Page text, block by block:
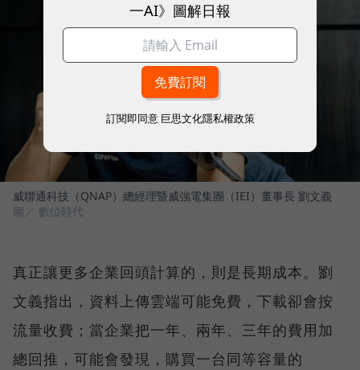
威聯通科技（QNAP）總經理暨威強電集團（IEI）董事長 劉文義
圖／ 數位時代
真正讓更多企業回頭計算的，則是長期成本。劉
文義指出，資料上傳雲端可能免費，下載卻會按
流量收費；當企業把一年、兩年、三年的費用加
總回推，可能會發現，購買一台同等容量的
一AI》圖解日報
訂閱即同意 巨思文化隱私權政策